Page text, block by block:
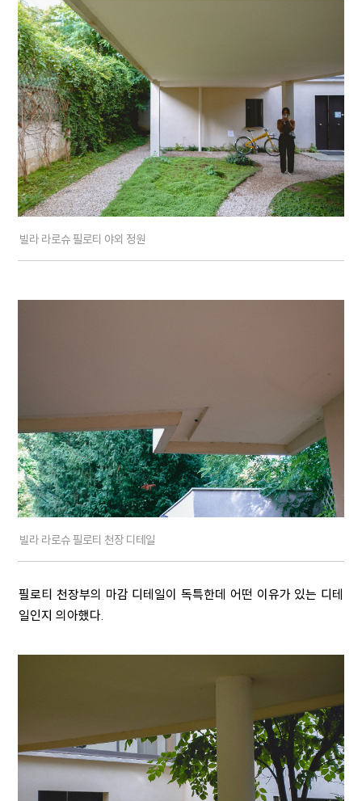
빌라 라로슈 필로티 야외 정원
빌라 라로슈 필로티 천장 디테일
필로티 천장부의 마감 디테일이 독특한데 어떤 이유가 있는 디테
일인지 의아했다.